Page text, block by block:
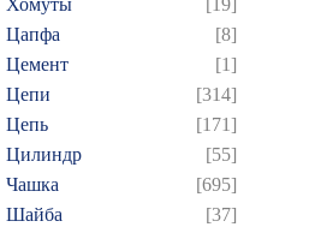
Хомуты
[19]
Цапфа
[8]
Цемент
[1]
Цепи
[314]
Цепь
[171]
Цилиндр
[55]
Чашка
[695]
Шайба
[37]